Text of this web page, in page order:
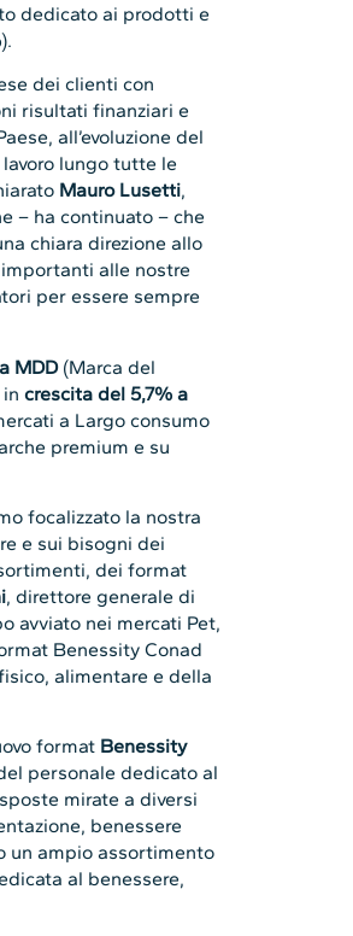
dedicato ai prodotti e
).
dei clienti con
risultati finanziari e
all’evoluzione del
lungo tutte le
Mauro Lusetti,
– ha continuato – che
chiara direzione allo
alle nostre
per essere sempre
MDD(Marca del
increscita del 5,7% a
a Largo consumo
premium e su
focalizzato la nostra
e sui bisogni dei
dei format
, direttore generale di
avviato nei mercati Pet,
Benessity Conad
alimentare e della
format Benessity
personale dedicato al
mirate a diversi
benessere
un ampio assortimento
al benessere,